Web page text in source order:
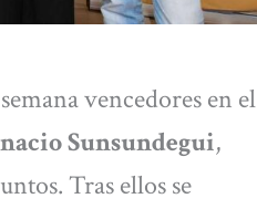
vencedores en el
Sunsundegui,
Tras ellos se